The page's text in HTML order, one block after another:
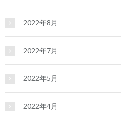
2022年8月
2022年7月
2022年5月
2022年4月